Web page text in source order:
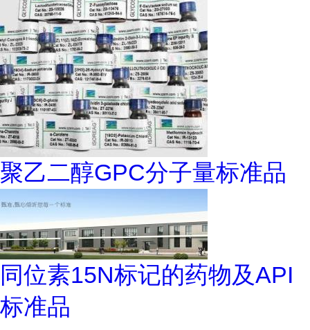
聚乙二醇GPC分子量标准品
同位素15N标记的药物及API
标准品